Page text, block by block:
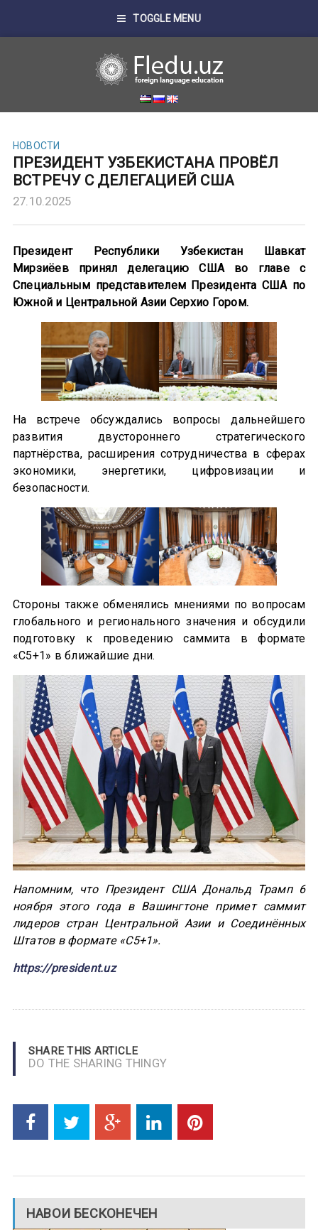
TOGGLE MENU
НОВОСТИ
ПРЕЗИДЕНТ УЗБЕКИСТАНА ПРОВЁЛ
ВСТРЕЧУ С ДЕЛЕГАЦИЕЙ США
27.10.2025
Президент Республики Узбекистан Шавкат
Мирзиёев принял делегацию США во главе с
Специальным представителем Президента США по
Южной и Центральной Азии Серхио Гором.
На встрече обсуждались вопросы дальнейшего
развития двустороннего стратегического
партнёрства, расширения сотрудничества в сферах
экономики, энергетики, цифровизации и
безопасности.
Стороны также обменялись мнениями по вопросам
глобального и регионального значения и обсудили
подготовку к проведению саммита в формате
«C5+1» в ближайшие дни.
Напомним, что Президент США Дональд Трамп 6
ноября этого года в Вашингтоне примет саммит
лидеров стран Центральной Азии и Соединённых
Штатов в формате «C5+1».
https://president.uz
SHARE THIS ARTICLE
DO THE SHARING THINGY
НАВОИ БЕСКОНЕЧЕН